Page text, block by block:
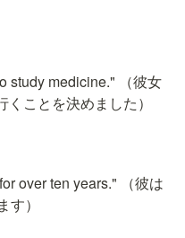
study medicine." （彼女
ことを決めました）
over ten years." （彼は
）